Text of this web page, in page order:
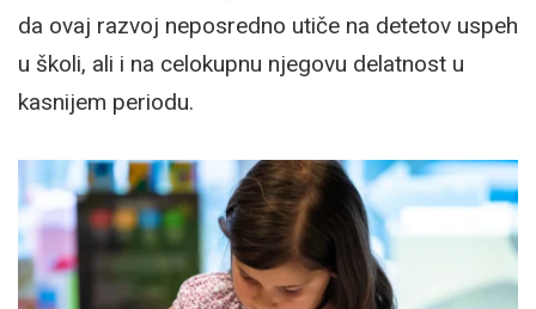
da ovaj razvoj neposredno utiče na detetov uspeh
u školi, ali i na celokupnu njegovu delatnost u
kasnijem periodu.